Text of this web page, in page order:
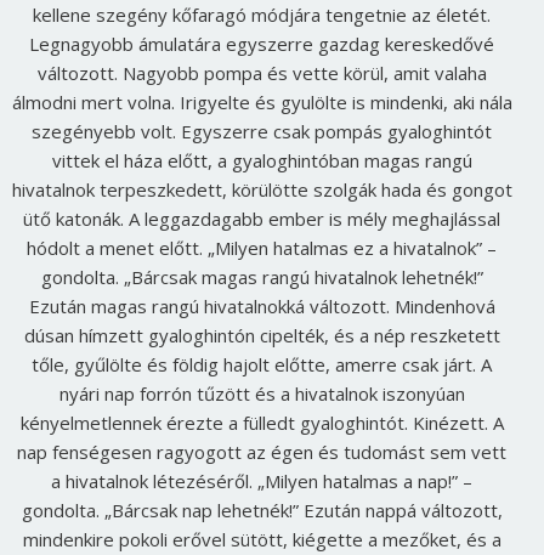
kellene szegény kőfaragó módjára tengetnie az életét.
Legnagyobb ámulatára egyszerre gazdag kereskedővé
változott. Nagyobb pompa és vette körül, amit valaha
álmodni mert volna. Irigyelte és gyulölte is mindenki, aki nála
szegényebb volt. Egyszerre csak pompás gyaloghintót
vittek el háza előtt, a gyaloghintóban magas rangú
hivatalnok terpeszkedett, körülötte szolgák hada és gongot
ütő katonák. A leggazdagabb ember is mély meghajlással
hódolt a menet előtt. „Milyen hatalmas ez a hivatalnok” –
gondolta. „Bárcsak magas rangú hivatalnok lehetnék!”
Ezután magas rangú hivatalnokká változott. Mindenhová
dúsan hímzett gyaloghintón cipelték, és a nép reszketett
tőle, gyűlölte és földig hajolt előtte, amerre csak járt. A
nyári nap forrón tűzött és a hivatalnok iszonyúan
kényelmetlennek érezte a fülledt gyaloghintót. Kinézett. A
nap fenségesen ragyogott az égen és tudomást sem vett
a hivatalnok létezéséről. „Milyen hatalmas a nap!” –
gondolta. „Bárcsak nap lehetnék!” Ezután nappá változott,
mindenkire pokoli erővel sütött, kiégette a mezőket, és a